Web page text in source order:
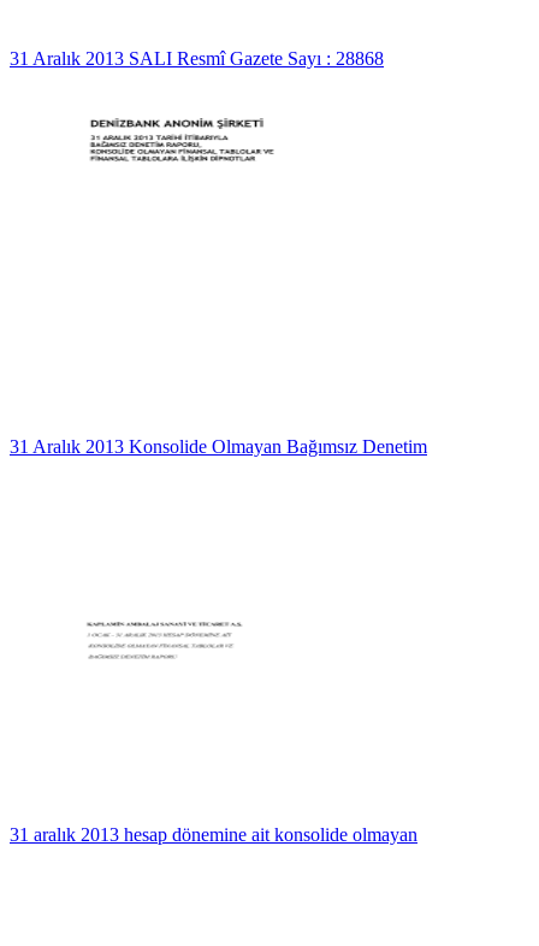
31 Aralık 2013 SALI Resmî Gazete Sayı : 28868
31 Aralık 2013 Konsolide Olmayan Bağımsız Denetim
31 aralık 2013 hesap dönemine ait konsolide olmayan